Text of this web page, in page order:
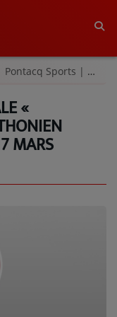
Pontacq Sports | Archives
«
MARS